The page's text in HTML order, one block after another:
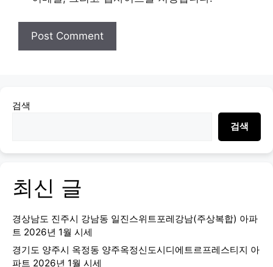
검색
검색
최신 글
경상남도 진주시 강남동 일진스위트포레강남(주상복합) 아파
트 2026년 1월 시세
경기도 양주시 옥정동 양주옥정신도시디에트르프레스티지 아
파트 2026년 1월 시세